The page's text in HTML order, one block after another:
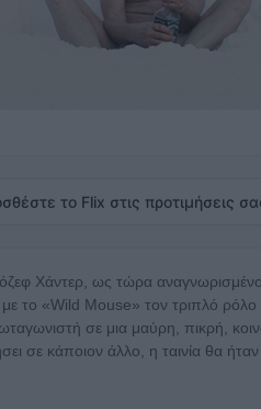
το Flix στις προτιμήσεις
Χάντερ, ως τώρα
με το «Wild Mouse» τον τριπλό
σε μια μαύρη, πικρή,
σε κάποιον άλλο, η ταινία θα